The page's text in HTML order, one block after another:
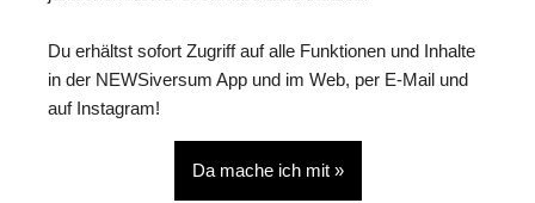
Du erhältst sofort Zugriff auf alle Funktionen und Inhalte
in der NEWSiversum App und im Web, per E-Mail und
auf Instagram!
Da mache ich mit »